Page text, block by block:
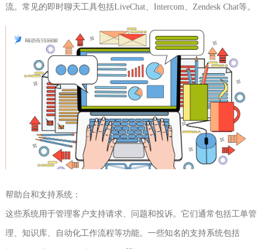
流。常见的即时聊天工具包括LiveChat、Intercom、Zendesk Chat等。
帮助台和支持系统：
这些系统用于管理客户支持请求、问题和投诉。它们通常包括工单管
理、知识库、自动化工作流程等功能。一些知名的支持系统包括